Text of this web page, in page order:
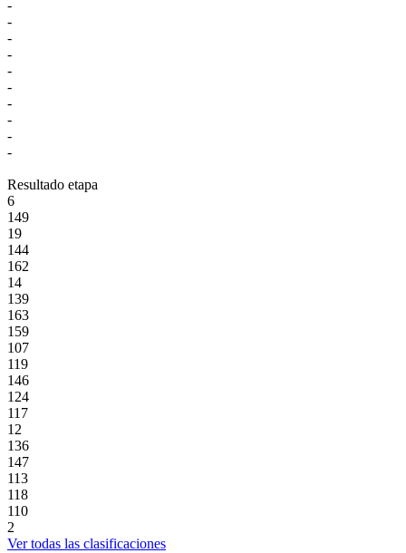
-
-
-
-
-
-
-
-
-
-
Resultado etapa
6
149
19
144
162
14
139
163
159
107
119
146
124
117
12
136
147
113
118
110
2
Ver todas las clasificaciones